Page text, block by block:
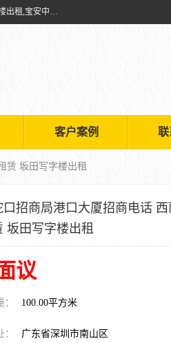
深圳鑫企通投资发展有限公司提供福田写字楼出租,福田中心区写字楼出租,后海写字楼出租,科技园写字楼出租,南山写字楼出租,前海写字楼出租,宝安中心写字楼出租,车公庙写字楼出租,深圳写字楼出租，欢迎有需要的朋友前来咨询。
客户案例 联
赁 坂田写字楼出租
口招商局港口大厦招商电话
坂田写字楼出租
议
100.00平方米
广东省深圳市南山区